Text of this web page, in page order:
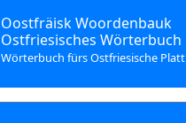
Oostfräisk Woordenbauk
Ostfriesisches Wörterbuch
Wörterbuch fürs Ostfriesische Platt